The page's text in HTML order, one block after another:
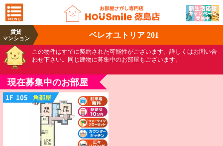
賃貸
マンション
ベレオユトリア 201
この物件はすでに契約された可能性がございます。詳しくはお問い合
わせ下さい。同じ建物に募集中のお部屋もございます。
現在募集中のお部屋